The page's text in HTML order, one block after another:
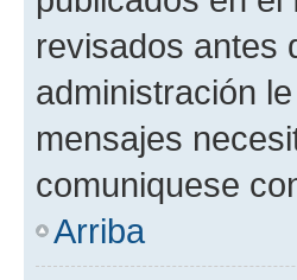
revisados antes
administración
mensajes
comuniquese
Arriba